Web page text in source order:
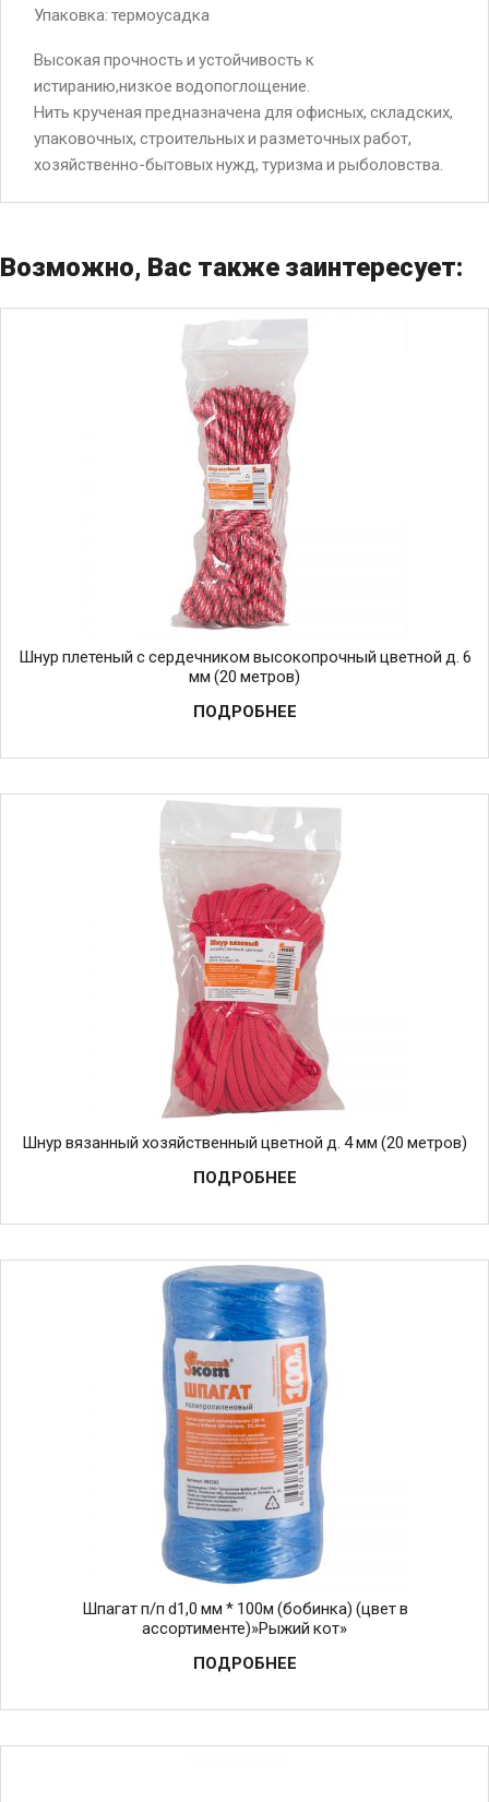
Упаковка: термоусадка
Высокая прочность и устойчивость к
истиранию,низкое водопоглощение.
Нить крученая предназначена для офисных, складских,
упаковочных, строительных и разметочных работ,
хозяйственно-бытовых нужд, туризма и рыболовства.
Возможно, Вас также заинтересует:
Шнур плетеный с сердечником высокопрочный цветной д. 6
мм (20 метров)
ПОДРОБНЕЕ
Шнур вязанный хозяйственный цветной д. 4 мм (20 метров)
ПОДРОБНЕЕ
Шпагат п/п d1,0 мм * 100м (бобинка) (цвет в
ассортименте)»Рыжий кот»
ПОДРОБНЕЕ